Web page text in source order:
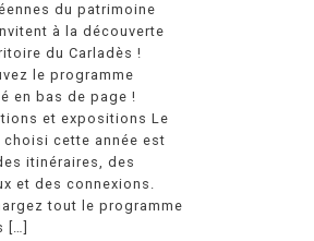
du patrimoine
à la découverte
du Carladès !
le programme
en bas de page !
et expositions Le
choisi cette année est
itinéraires, des
et des connexions.
tout le programme
[…]